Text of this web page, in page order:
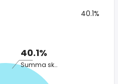
40.1%
40.1%
Summa skatt